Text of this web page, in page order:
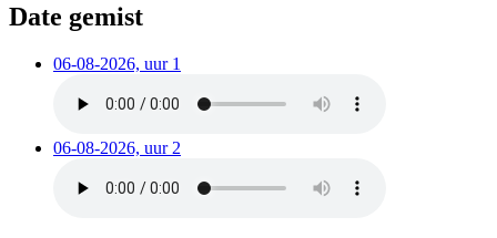
Date gemist
06-08-2026, uur 1
06-08-2026, uur 2